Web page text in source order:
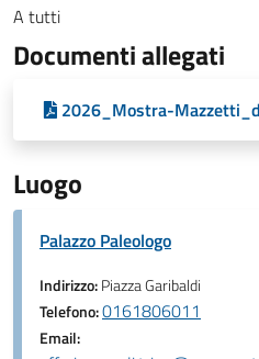
A tutti
Documenti allegati
2026_Mostra-
Luogo
Palazzo Paleologo
Indirizzo:Piazza Garibaldi
Telefono:0161806011
Email: